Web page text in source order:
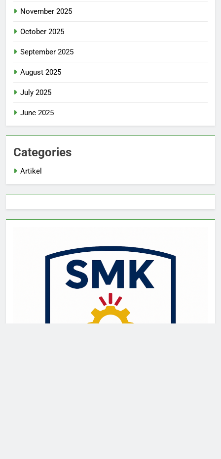
November 2025
October 2025
September 2025
August 2025
July 2025
June 2025
Categories
Artikel